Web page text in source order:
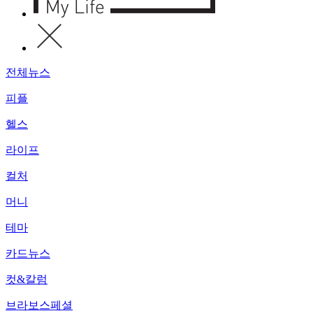
전체뉴스
피플
헬스
라이프
컬처
머니
테마
카드뉴스
컷&칼럼
브라보스페셜